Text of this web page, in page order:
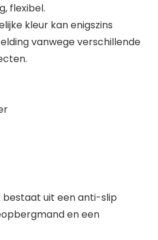
flexibel.
kleur kan enigszins
vanwege verschillende
bestaat uit een anti-slip
en een